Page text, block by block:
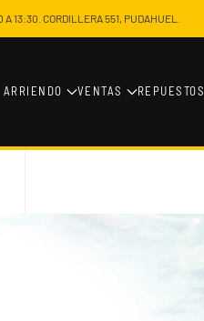
13:30. CORDILLERA 551, PUDAHUEL.
ARRIENDO VENTAS REPUESTOS